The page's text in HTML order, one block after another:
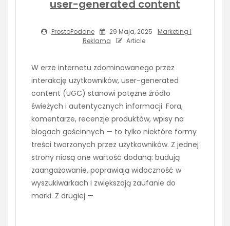
user-generated content
ProstoPodane 29 Maja, 2025
Marketing I
Reklama
Article
W erze internetu zdominowanego przez
interakcję użytkowników, user-generated
content (UGC) stanowi potężne źródło
świeżych i autentycznych informacji. Fora,
komentarze, recenzje produktów, wpisy na
blogach gościnnych — to tylko niektóre formy
treści tworzonych przez użytkowników. Z jednej
strony niosą one wartość dodaną: budują
zaangażowanie, poprawiają widoczność w
wyszukiwarkach i zwiększają zaufanie do
marki. Z drugiej —